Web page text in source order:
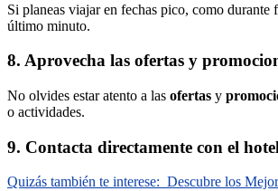
Si planeas viajar en fechas pico, como durante
último minuto.
8. Aprovecha las ofertas y
No olvides estar atento a las ofertas y
o actividades.
9. Contacta directamente con el hotel
Quizás también te interese: Descubre los